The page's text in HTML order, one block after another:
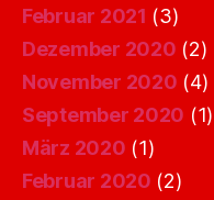
Februar 2021 (3)
Dezember 2020 (2)
November 2020 (4)
September 2020 (1)
März 2020 (1)
Februar 2020 (2)